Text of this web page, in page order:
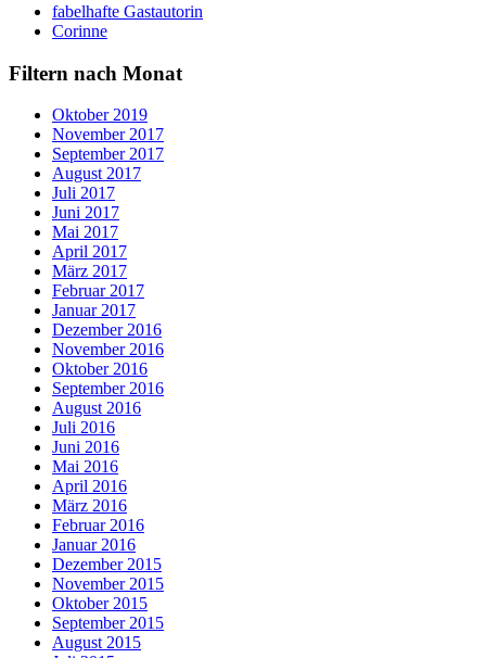
fabelhafte Gastautorin
Corinne
Filtern nach Monat
Oktober 2019
November 2017
September 2017
August 2017
Juli 2017
Juni 2017
Mai 2017
April 2017
März 2017
Februar 2017
Januar 2017
Dezember 2016
November 2016
Oktober 2016
September 2016
August 2016
Juli 2016
Juni 2016
Mai 2016
April 2016
März 2016
Februar 2016
Januar 2016
Dezember 2015
November 2015
Oktober 2015
September 2015
August 2015